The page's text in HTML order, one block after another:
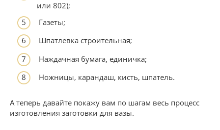
или 802);
Газеты;
Шпатлевка строительная;
Наждачная бумага, единичка;
Ножницы, карандаш, кисть, шпатель.
А теперь давайте покажу вам по шагам весь процесс
изготовления заготовки для вазы.